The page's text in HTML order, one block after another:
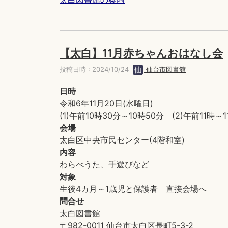
【太白】11月赤ちゃんおはなし会
投稿日時 : 2024/10/24 仙台市図書館
日時
令和6年11月20日(水曜日)
(1)午前10時30分～10時50分 (2)午前11時～
会場
太白区中央市民センター(4階和室)
内容
わらべうた、手遊びなど
対象
生後4カ月～1歳児と保護者 直接会場へ
問合せ
太白図書館
〒982-0011 仙台市太白区長町5-3-2